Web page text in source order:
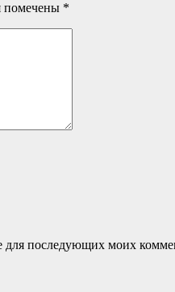
помечены *
для последующих моих